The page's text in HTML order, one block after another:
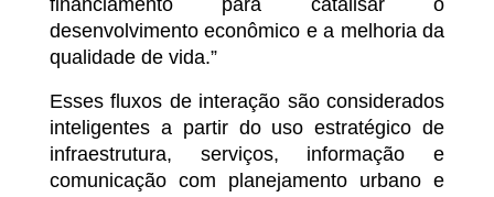
financiamento para catalisar o
desenvolvimento econômico e a melhoria da
qualidade de vida.”
Esses fluxos de interação são considerados
inteligentes a partir do uso estratégico de
infraestrutura, serviços, informação e
comunicação com planejamento urbano e